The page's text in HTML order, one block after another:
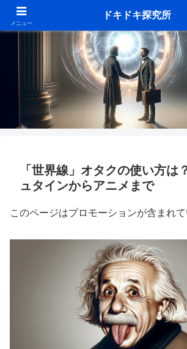
「世界線」オタクの使い方は
ュタインからアニメまで
このページはプロモーションが含まれて
メニュー
ドキドキ探究所